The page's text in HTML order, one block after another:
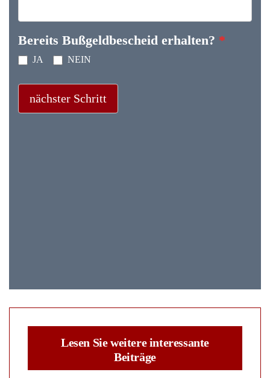
Bereits Bußgeldbescheid erhalten? *
JA NEIN
Lesen Sie weitere interessante
Beiträge